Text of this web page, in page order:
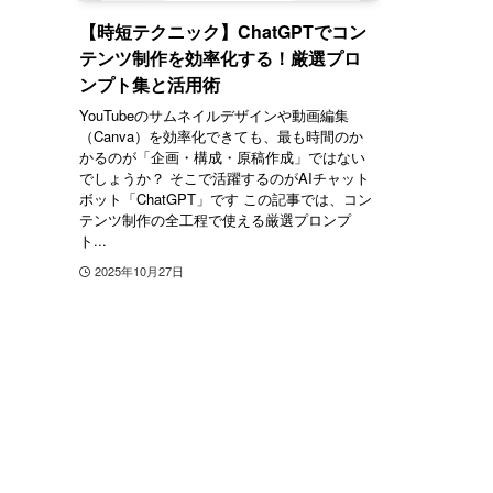
【時短テクニック】ChatGPTでコン
テンツ制作を効率化する！厳選プロ
ンプト集と活用術
YouTubeのサムネイルデザインや動画編集
（Canva）を効率化できても、最も時間のか
かるのが「企画・構成・原稿作成」ではない
でしょうか？ そこで活躍するのがAIチャット
ボット「ChatGPT」です この記事では、コン
テンツ制作の全工程で使える厳選プロンプ
ト...
2025年10月27日